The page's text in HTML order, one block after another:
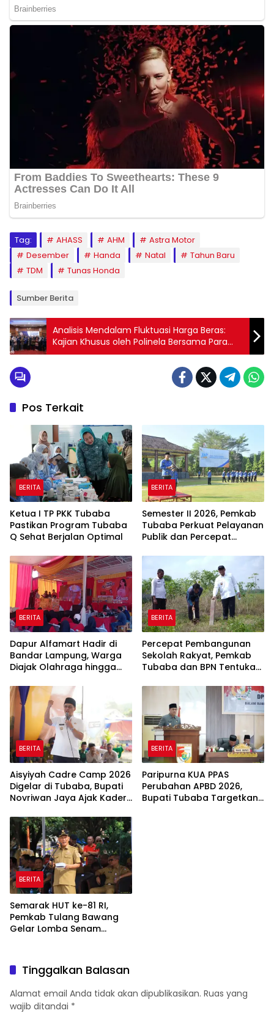
Tag: AHASS AHM
Astra Motor
Desember
Handa Natal
Tahun Baru
TDM
Tunas Honda
Sumber Berita
Analisis Mendalam Fluktuasi Harga Beras:
Kajian Khusus oleh Polinela Bersama Para
Pakar Ekonomi
Pos Terkait
BERITA
Ketua I TP PKK Tubaba
Pastikan Program Tubaba
Q Sehat Berjalan Optimal
BERITA
Semester II 2026, Pemkab
Tubaba Perkuat Pelayanan
Publik dan Percepat
BERITA
Dapur Alfamart Hadir di
Bandar Lampung, Warga
Diajak Olahraga hingga
BERITA
Percepat Pembangunan
Sekolah Rakyat, Pemkab
Tubaba dan BPN Tentukan
BERITA
Aisyiyah Cadre Camp 2026
Digelar di Tubaba, Bupati
Novriwan Jaya Ajak Kader
Pembangunan
BERITA
Paripurna KUA PPAS
Perubahan APBD 2026,
Bupati Tubaba Targetkan
BERITA
Semarak HUT ke-81 RI,
Pemkab Tulang Bawang
Gelar Lomba Senam
Tinggalkan Balasan
Alamat email Anda tidak akan dipublikasikan. Ruas yang
wajib ditandai *